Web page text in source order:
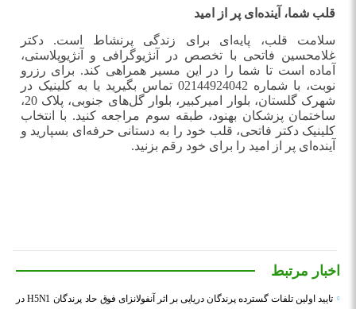
قلب شما، آینده‌ای پر از امید
سلامت قلب، پایه‌ای برای زندگی پرنشاط است. دکتر
غلامحسین فاتحی با تخصص در آنژیوگرافی و آنژیوپلاستی،
آماده است تا شما را در این مسیر همراهی کند. برای رزرو
نوبت، با شماره 02144924042 تماس بگیرید یا به کلینیک در
شهرک گلستان، بلوار امیرکبیر، بلوار گل‌های جنوبی، پلاک 20،
ساختمان پزشکان بهنود، طبقه سوم مراجعه کنید. با انتخاب
کلینیک دکتر فاتحی، قلب خود را به دستانی حرفه‌ای بسپارید و
آینده‌ای پر از امید را برای خود رقم بزنید.
اخبار مرتبط
تایید اولین تلفات گسترده پرندگان دریایی بر اثر آنفولانزای فوق حاد پرندگان H5N1 در